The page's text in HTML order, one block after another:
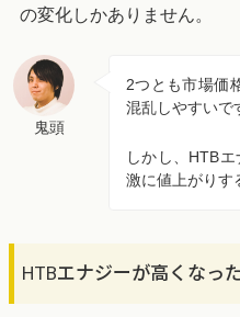
の変化しかありません。
鬼頭
2つとも市場価
混乱しやすいで
しかし、HTB
激に値上がりす
HTBエナジーが高くなっ